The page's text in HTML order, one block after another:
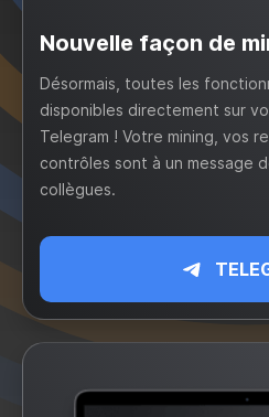
Nouvelle façon de
Désormais, toutes les
disponibles directement sur
Telegram ! Votre mining, vos
contrôles sont à un message
collègues.